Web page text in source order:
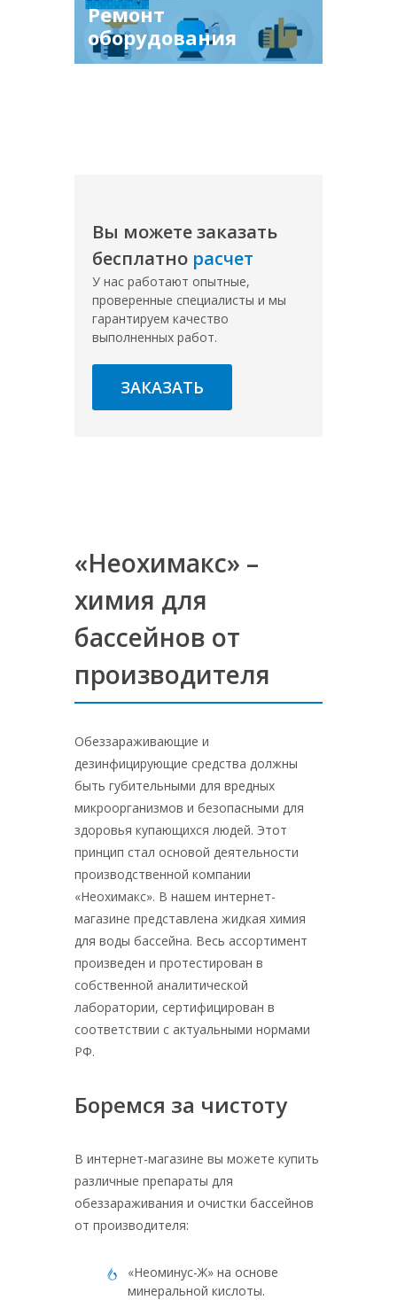
Ремонт
оборудования
Вы можете заказать
бесплатно расчет
У нас работают опытные,
проверенные специалисты и мы
гарантируем качество
выполненных работ.
ЗАКАЗАТЬ
«Неохимакс» –
химия для
бассейнов от
производителя
Обеззараживающие и
дезинфицирующие средства должны
быть губительными для вредных
микроорганизмов и безопасными для
здоровья купающихся людей. Этот
принцип стал основой деятельности
производственной компании
«Неохимакс». В нашем интернет-
магазине представлена жидкая химия
для воды бассейна. Весь ассортимент
произведен и протестирован в
собственной аналитической
лаборатории, сертифицирован в
соответствии с актуальными нормами
РФ.
Боремся за чистоту
В интернет-магазине вы можете купить
различные препараты для
обеззараживания и очистки бассейнов
от производителя:
«Неоминус-Ж» на основе
минеральной кислоты.